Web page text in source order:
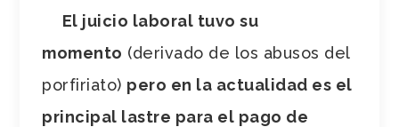
El juicio laboral tuvo su
momento (derivado de los abusos del
porfiriato) pero en la actualidad es el
principal lastre para el pago de